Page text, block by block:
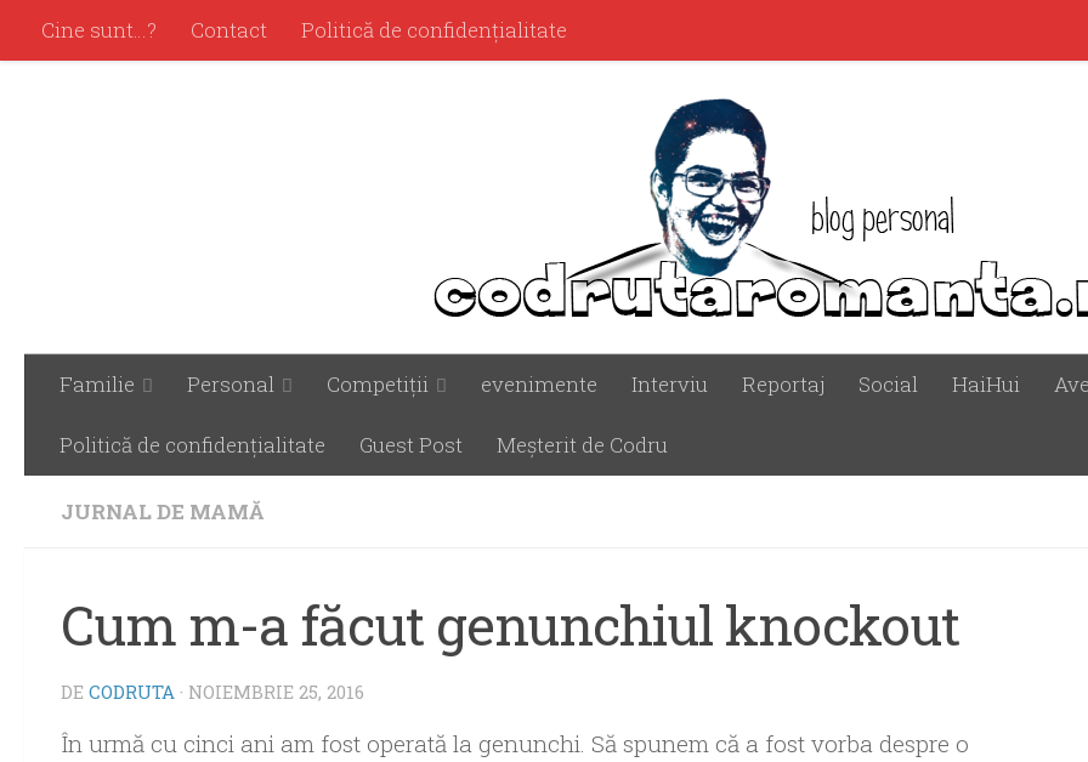
Cine sunt…? Contact Politică de confidenţialitate
Familie Personal Competiţii evenimente Interviu Reportaj Social HaiHui
Politică de confidenţialitate Guest Post Meşterit de Codru
JURNAL DE MAMĂ
Cum m-a făcut genunchiul knockout
DE CODRUTA · NOIEMBRIE 25, 2016
În urmă cu cinci ani am fost operată la genunchi. Să spunem că a fost vorba despre o